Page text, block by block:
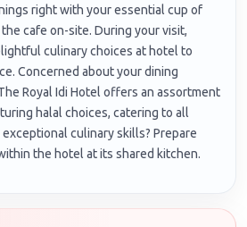
right with your essential cup of
cafe on-site. During your visit,
culinary choices at hotel to
Concerned about your dining
Royal Idi Hotel offers an assortment
halal choices, catering to all
culinary skills? Prepare
the hotel at its shared kitchen.